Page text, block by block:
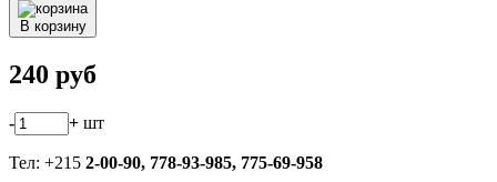
В корзину
240 руб
- + шт
Тел: +215 2-00-90, 778-93-985, 775-69-958